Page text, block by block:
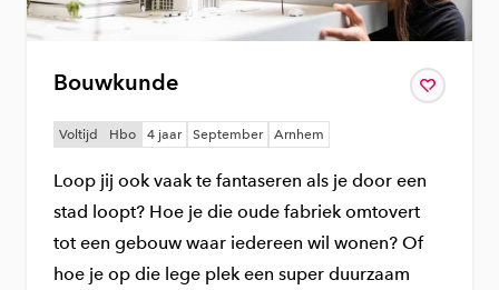
Bouwkunde Bewaar
aan je
Voltijd Hbo 4 jaar September Arnhem
Loop jij ook vaak te fantaseren als je door een
stad loopt? Hoe je die oude fabriek omtovert
tot een gebouw waar iedereen wil wonen? Of
hoe je op die lege plek een super duurzaam